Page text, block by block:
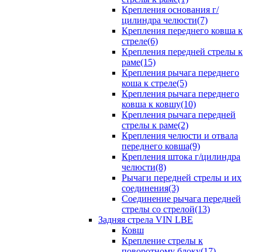
Крепления основания г/
цилиндра челюсти(7)
Крепления переднего ковша к
стреле(6)
Крепления передней стрелы к
раме(15)
Крепления рычага переднего
коша к стреле(5)
Крепления рычага переднего
ковша к ковшу(10)
Крепления рычага передней
стрелы к раме(2)
Крепления челюсти и отвала
переднего ковша(9)
Крепления штока г/цилиндра
челюсти(8)
Рычаги передней стрелы и их
соединения(3)
Соединение рычага передней
стрелы со стрелой(13)
Задняя стрела VIN LBE
Ковш
Крепление стрелы к